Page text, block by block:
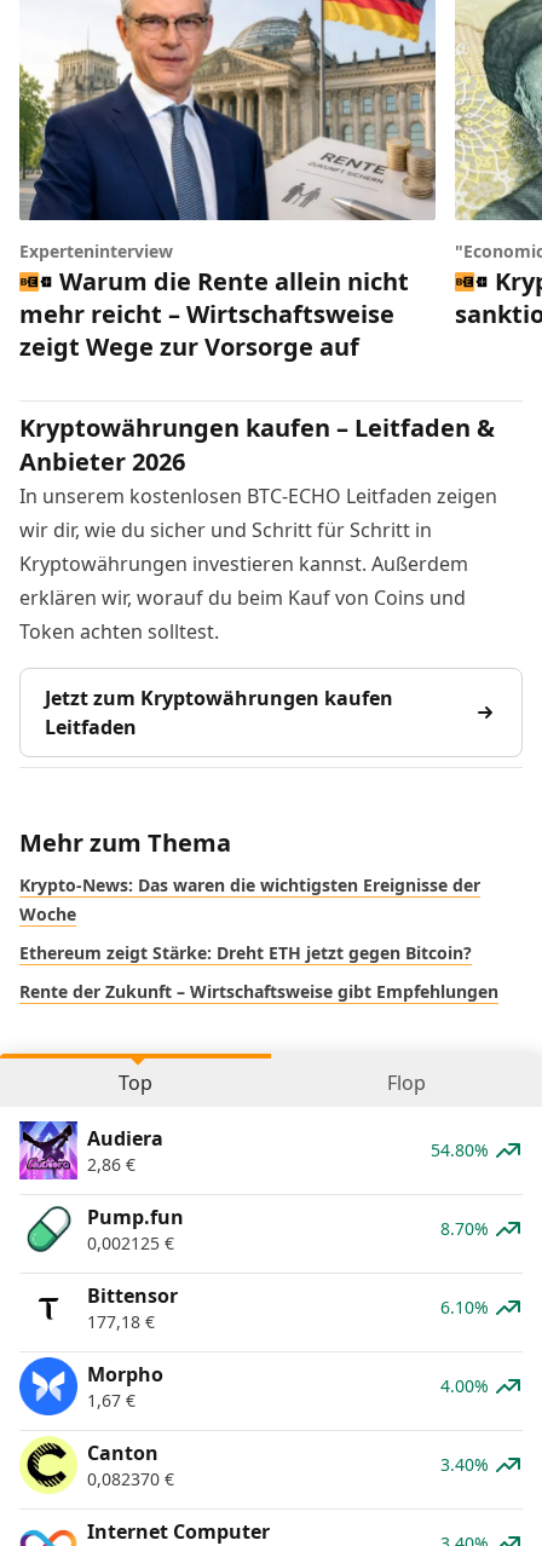
Experteninterview
Warum die Rente allein nicht
mehr reicht – Wirtschaftsweise
zeigt Wege zur Vorsorge auf
Kryptowährungen kaufen – Leitfaden &
Anbieter 2026
In unserem kostenlosen BTC-ECHO Leitfaden zeigen
wir dir, wie du sicher und Schritt für Schritt in
Kryptowährungen investieren kannst. Außerdem
erklären wir, worauf du beim Kauf von Coins und
Token achten solltest.
Jetzt zum Kryptowährungen kaufen
Leitfaden
Mehr zum Thema
Krypto-News: Das waren die wichtigsten Ereignisse der
Woche
Ethereum zeigt Stärke: Dreht ETH jetzt gegen Bitcoin?
Rente der Zukunft – Wirtschaftsweise gibt Empfehlungen
Top Flop
Audiera
2,86 €
54.80%
Pump.fun
0,002125 €
8.70%
Bittensor
177,18 €
6.10%
Morpho
1,67 €
4.00%
Canton
0,082370 €
3.40%
Internet Computer